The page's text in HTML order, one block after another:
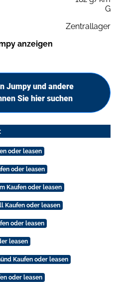
G
Zentrallager
anzeigen
Jumpy und andere
Sie hier suchen
oder leasen
oder leasen
Kaufen oder leasen
Kaufen oder leasen
oder leasen
leasen
Kaufen oder leasen
oder leasen